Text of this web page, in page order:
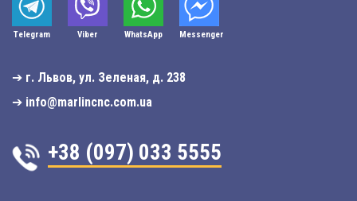
Telegram Viber WhatsApp Мessenger
➔ г. Львов, ул. Зеленая, д. 238
➔ info@marlincnc.com.ua
+38 (097) 033 5555